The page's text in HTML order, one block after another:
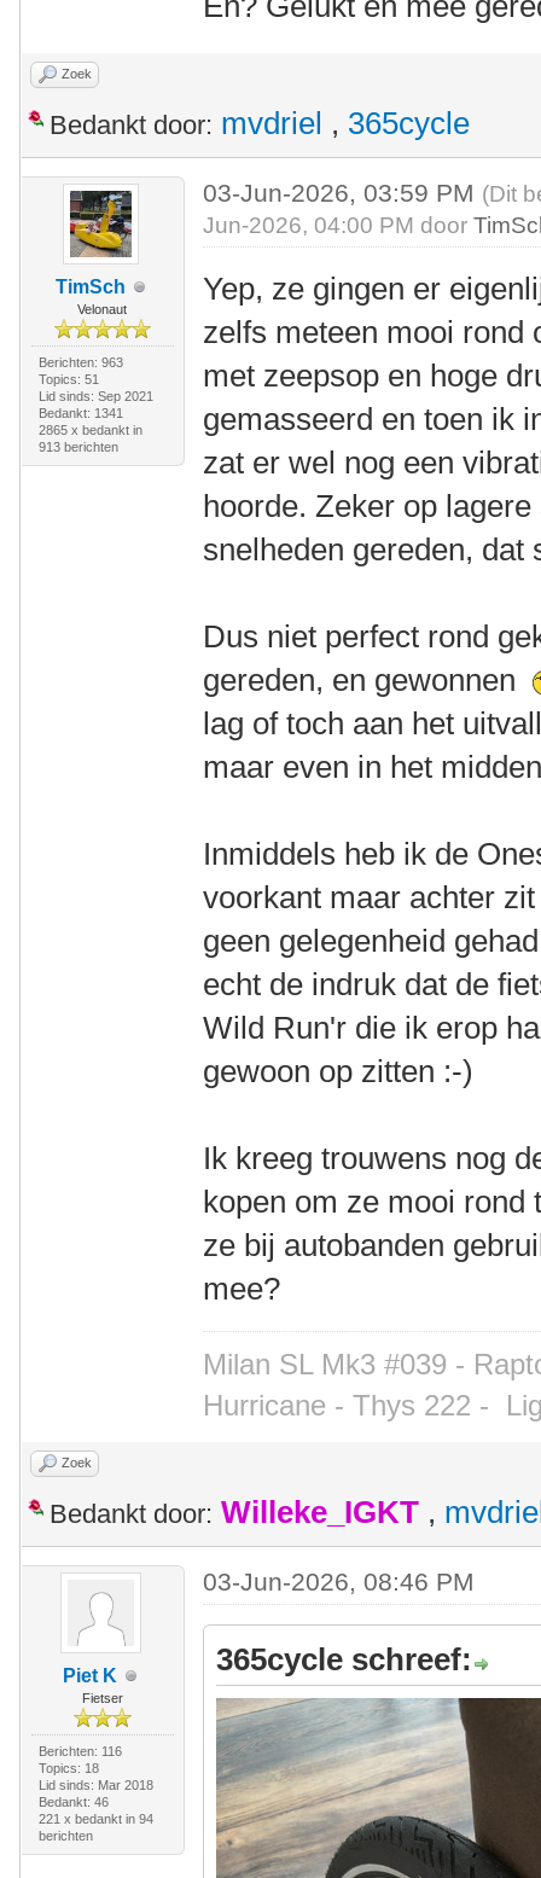
Zoek
Bedankt door: mvdriel , 365cycle
TimSch
Velonaut
Berichten: 963
Topics: 51
Lid sinds: Sep 2021
Bedankt: 1341
2865 x bedankt in
913 berichten
03-Jun-2026, 03:59 PM (Dit
Jun-2026, 04:00 PM door
Yep, ze gingen er
zelfs meteen mooi rond
met zeepsop en hoge
gemasseerd en toen ik
zat er wel nog een
hoorde. Zeker op
snelheden gereden,
Dus niet perfect rond
gereden, en gewonnen
lag of toch aan het
maar even in het
Inmiddels heb ik de
voorkant maar achter
geen gelegenheid
echt de indruk dat de
Wild Run'r die ik erop
gewoon op zitten :-)
Ik kreeg trouwens nog
kopen om ze mooi rond
ze bij autobanden
mee?
Milan SL Mk3 #039 -
Hurricane - Thys 222 -
Zoek
Bedankt door: Willeke_IGKT ,
Piet K
Fietser
Berichten: 116
Topics: 18
Lid sinds: Mar 2018
Bedankt: 46
221 x bedankt in 94
berichten
03-Jun-2026, 08:46 PM
365cycle schreef: